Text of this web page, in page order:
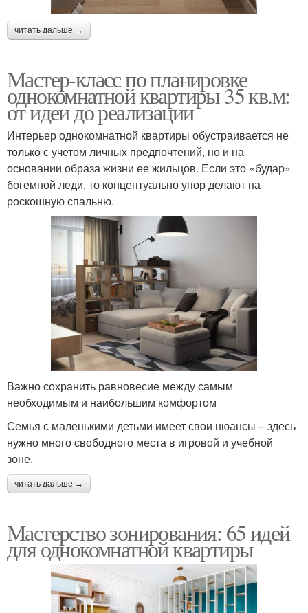
читать дальше →
Мастер-класс по планировке
однокомнатной квартиры 35 кв.м:
от идеи до реализации
Интерьер однокомнатной квартиры обустраивается не
только с учетом личных предпочтений, но и на
основании образа жизни ее жильцов. Если это «будар»
богемной леди, то концептуально упор делают на
роскошную спальню.
Важно сохранить равновесие между самым
необходимым и наибольшим комфортом
Семья с маленькими детьми имеет свои нюансы – здесь
нужно много свободного места в игровой и учебной
зоне.
читать дальше →
Мастерство зонирования: 65 идей
для однокомнатной квартиры